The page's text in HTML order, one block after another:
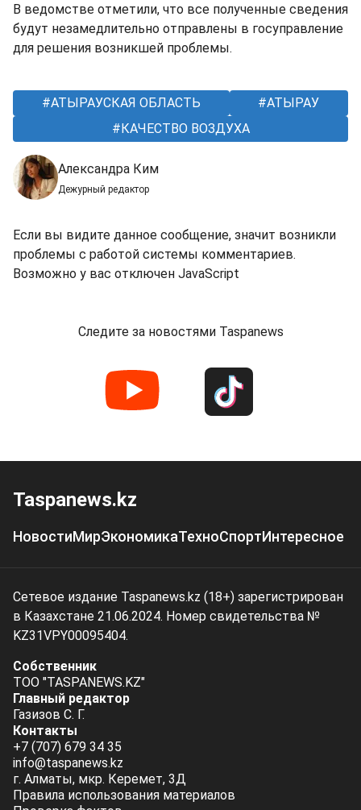
В ведомстве отметили, что все полученные сведения
будут незамедлительно отправлены в госуправление
для решения возникшей проблемы.
АТЫРАУСКАЯ ОБЛАСТЬ
АТЫРАУ
КАЧЕСТВО ВОЗДУХА
Александра Ким
Дежурный редактор
Если вы видите данное сообщение, значит возникли
проблемы с работой системы комментариев.
Возможно у вас отключен JavaScript
Следите за новостями Taspanews
Taspanews.kz
НовостиМирЭкономикаТехноСпортИнтересное
Сетевое издание Taspanews.kz (18+) зарегистрирован
в Казахстане 21.06.2024. Номер свидетельства №
KZ31VPY00095404.
Собственник
ТОО "TASPANEWS.KZ"
Главный редактор
Газизов С. Г.
Контакты
+7 (707) 679 34 35
info@taspanews.kz
г. Алматы, мкр. Керемет, 3Д
Правила использования материалов